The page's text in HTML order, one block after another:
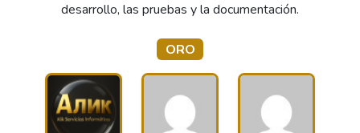
desarrollo, las pruebas y la documentación.
ORO